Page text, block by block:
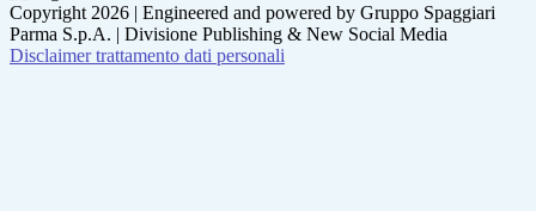
Copyright 2026 | Engineered and powered by Gruppo Spaggiari
Parma S.p.A. | Divisione Publishing & New Social Media
Disclaimer trattamento dati personali